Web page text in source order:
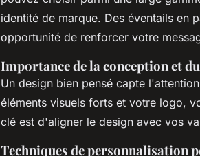
identité de marque. Des éventails en
opportunité de renforcer votre
Importance de la conception et
Un design bien pensé capte
éléments visuels forts et votre logo,
clé est d'aligner le design avec vos
Techniques de personnalisation